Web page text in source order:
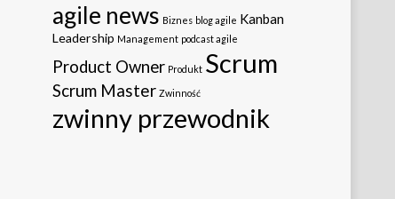
agile news Biznes blog agile Kanban
Leadership Management podcast agile
Product Owner Produkt Scrum
Scrum Master Zwinność
zwinny przewodnik